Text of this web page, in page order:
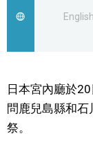
日本指南
視覺日本
English
日本宮內廳於
問鹿兒島縣和
祭。